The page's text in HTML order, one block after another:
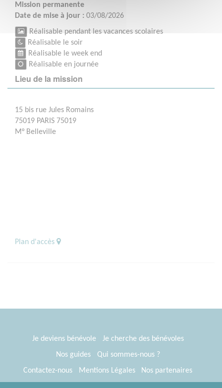
Mission permanente
Date de mise à jour : 03/08/2026
Réalisable pendant les vacances scolaires
Réalisable le soir
Réalisable le week end
Réalisable en journée
Lieu de la mission
15 bis rue Jules Romains
75019 PARIS 75019
M° Belleville
Plan d'accès
Je deviens bénévole
Je cherche des bénévoles
Nos guides
Qui sommes-nous ?
Contactez-nous
Mentions Légales
Nos partenaires